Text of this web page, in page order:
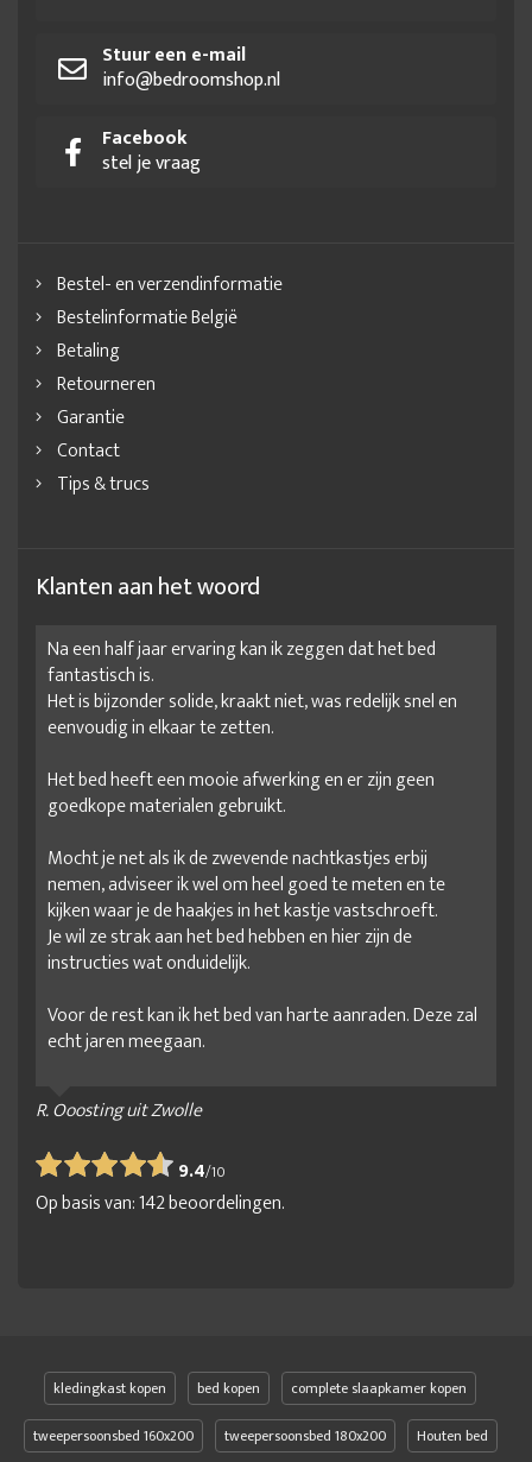
Stuur een e-mail
info@bedroomshop.nl
Facebook
stel je vraag
Bestel- en verzendinformatie
Bestelinformatie België
Betaling
Retourneren
Garantie
Contact
Tips & trucs
Klanten aan het woord
Na een half jaar ervaring kan ik zeggen dat het bed
fantastisch is.
Het is bijzonder solide, kraakt niet, was redelijk snel en
eenvoudig in elkaar te zetten.
Het bed heeft een mooie afwerking en er zijn geen
goedkope materialen gebruikt.
Mocht je net als ik de zwevende nachtkastjes erbij
nemen, adviseer ik wel om heel goed te meten en te
kijken waar je de haakjes in het kastje vastschroeft.
Je wil ze strak aan het bed hebben en hier zijn de
instructies wat onduidelijk.
Voor de rest kan ik het bed van harte aanraden. Deze zal
echt jaren meegaan.
R. Ooosting uit Zwolle
9.4/10
Op basis van:142beoordelingen.
kledingkast kopen bed kopen
complete slaapkamer kopen
tweepersoonsbed 160x200
tweepersoonsbed 180x200 Houten bed